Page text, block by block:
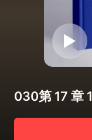
030第 17 章